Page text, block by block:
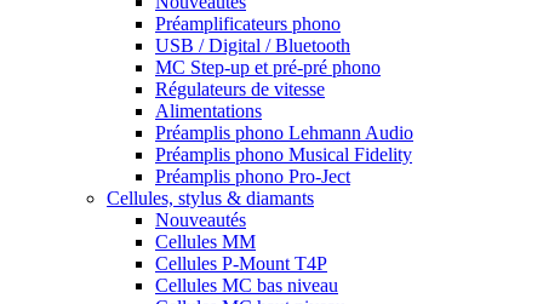
Préamplificateurs phono
USB / Digital / Bluetooth
MC Step-up et pré-pré phono
Régulateurs de vitesse
Alimentations
Préamplis phono Lehmann Audio
Préamplis phono Musical Fidelity
Préamplis phono Pro-Ject
Cellules, stylus & diamants
Nouveautés
Cellules MM
Cellules P-Mount T4P
Cellules MC bas niveau